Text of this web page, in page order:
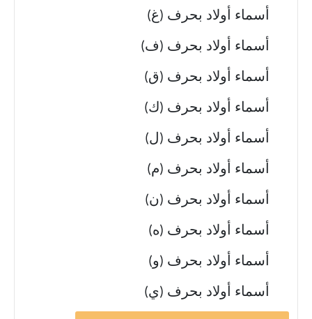
أسماء أولاد بحرف (غ)
أسماء أولاد بحرف (ف)
أسماء أولاد بحرف (ق)
أسماء أولاد بحرف (ك)
أسماء أولاد بحرف (ل)
أسماء أولاد بحرف (م)
أسماء أولاد بحرف (ن)
أسماء أولاد بحرف (ه)
أسماء أولاد بحرف (و)
أسماء أولاد بحرف (ي)